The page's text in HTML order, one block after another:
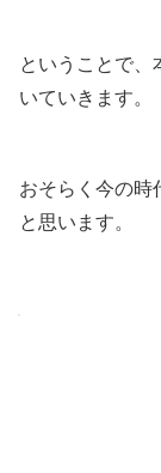
ということで、
いていきます。
おそらく今の時
と思います。